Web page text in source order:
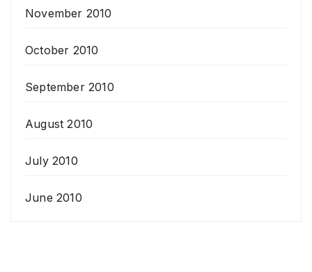
November 2010
October 2010
September 2010
August 2010
July 2010
June 2010